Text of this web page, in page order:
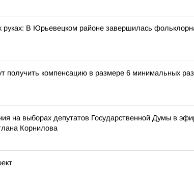
руках: В Юрьевецком районе завершилась
получить компенсацию в размере 6 минимальных
на выборах депутатов Государственной Думы в
Корнилова